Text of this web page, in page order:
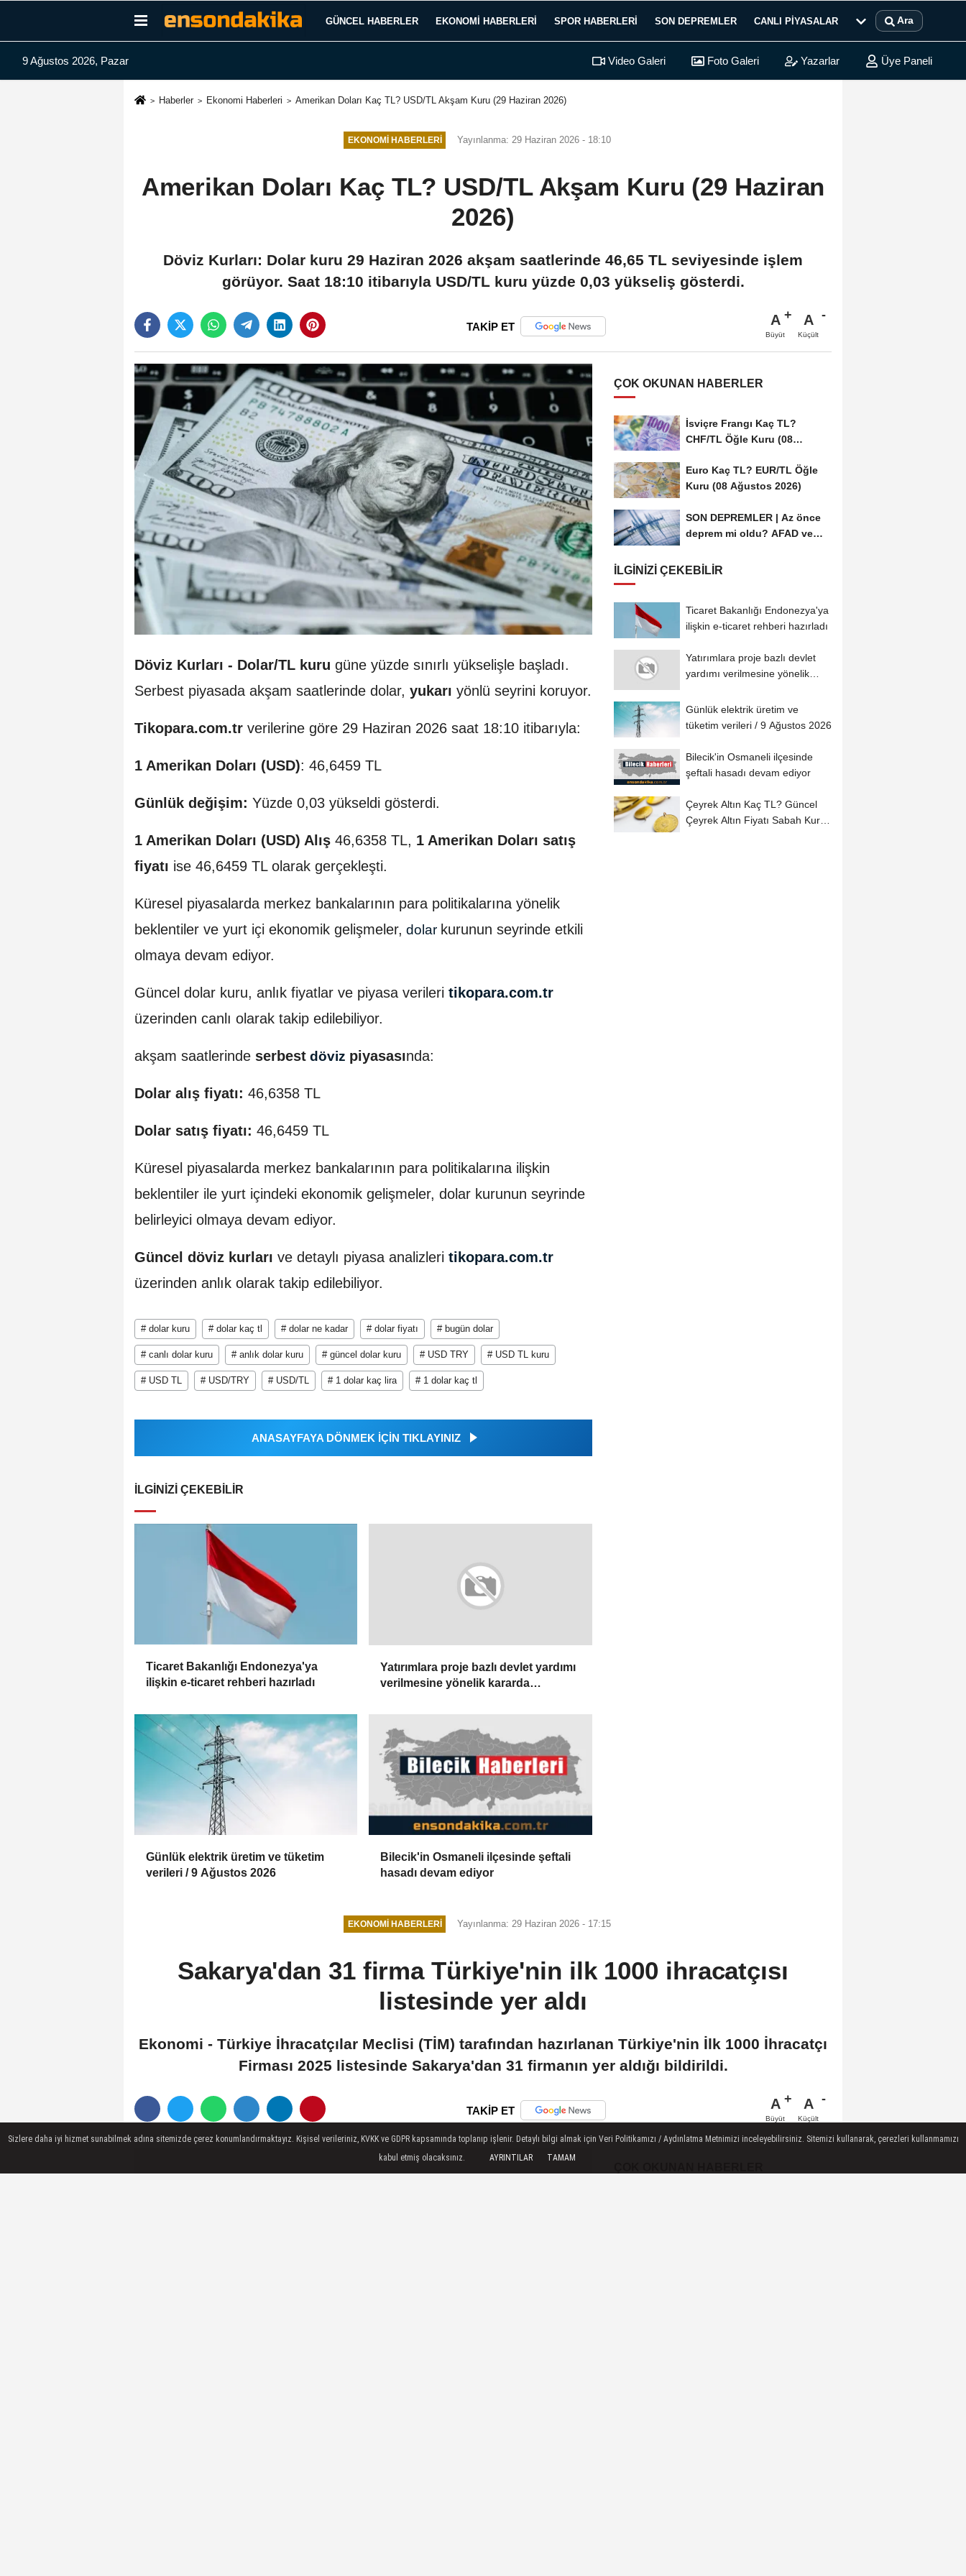
GÜNCEL HABERLER EKONOMI HABERLERI SPOR HABERLERI SON DEPREMLER CANLI PIYASALAR Ara
9 Ağustos 2026, Pazar Video Galeri Foto Galeri Yazarlar Üye Paneli
Haberler Ekonomi Haberleri Amerikan Doları Kaç TL? USD/TL Akşam Kuru (29 Haziran 2026)
EKONOMI HABERLERI Yayınlanma: 29 Haziran 2026 - 18:10
Amerikan Doları Kaç TL? USD/TL Akşam Kuru (29 Haziran
2026)
Döviz Kurları: Dolar kuru 29 Haziran 2026 akşam saatlerinde 46,65 TL seviyesinde işlem
görüyor. Saat 18:10 itibarıyla USD/TL kuru yüzde 0,03 yükseliş gösterdi.
TAKİP ET A
Büyüt
A
Küçült
Döviz Kurları - Dolar/TL kuru güne yüzde sınırlı yükselişle başladı.
Serbest piyasada akşam saatlerinde dolar, yukarı yönlü seyrini koruyor.
Tikopara.com.tr verilerine göre 29 Haziran 2026 saat 18:10 itibarıyla:
1 Amerikan Doları (USD): 46,6459 TL
Günlük değişim: Yüzde 0,03 yükseldi gösterdi.
1 Amerikan Doları (USD) Alış 46,6358 TL, 1 Amerikan Doları satış
fiyatı ise 46,6459 TL olarak gerçekleşti.
Küresel piyasalarda merkez bankalarının para politikalarına yönelik
beklentiler ve yurt içi ekonomik gelişmeler, dolar kurunun seyrinde etkili
olmaya devam ediyor.
Güncel dolar kuru, anlık fiyatlar ve piyasa verileri tikopara.com.tr
üzerinden canlı olarak takip edilebiliyor.
akşam saatlerinde serbest döviz piyasasında:
Dolar alış fiyatı: 46,6358 TL
Dolar satış fiyatı: 46,6459 TL
Küresel piyasalarda merkez bankalarının para politikalarına ilişkin
beklentiler ile yurt içindeki ekonomik gelişmeler, dolar kurunun seyrinde
belirleyici olmaya devam ediyor.
Güncel döviz kurları ve detaylı piyasa analizleri tikopara.com.tr
üzerinden anlık olarak takip edilebiliyor.
# dolar kuru # dolar kaç tl # dolar ne kadar # dolar fiyatı # bugün dolar
# canlı dolar kuru # anlık dolar kuru # güncel dolar kuru # USD TRY # USD TL kuru
# USD TL # USD/TRY # USD/TL # 1 dolar kaç lira # 1 dolar kaç tl
ANASAYFAYA DÖNMEK İÇİN TIKLAYINIZ
İLGINIZI ÇEKEBILIR
Ticaret Bakanlığı Endonezya'ya
ilişkin e-ticaret rehberi hazırladı
Yatırımlara proje bazlı devlet yardımı
verilmesine yönelik kararda
Günlük elektrik üretim ve tüketim
verileri / 9 Ağustos 2026
Bilecik'in Osmaneli ilçesinde şeftali
hasadı devam ediyor
ÇOK OKUNAN HABERLER
İsviçre Frangı Kaç TL?
CHF/TL Öğle Kuru (08
Euro Kaç TL? EUR/TL Öğle
Kuru (08 Ağustos 2026)
SON DEPREMLER | Az önce
deprem mi oldu? AFAD ve
İLGINIZI ÇEKEBILIR
Ticaret Bakanlığı Endonezya'ya
ilişkin e-ticaret rehberi hazırladı
Yatırımlara proje bazlı devlet
yardımı verilmesine yönelik
Günlük elektrik üretim ve
tüketim verileri / 9 Ağustos 2026
Bilecik'in Osmaneli ilçesinde
şeftali hasadı devam ediyor
Çeyrek Altın Kaç TL? Güncel
Çeyrek Altın Fiyatı Sabah Kuru
EKONOMI HABERLERI Yayınlanma: 29 Haziran 2026 - 17:15
Sakarya'dan 31 firma Türkiye'nin ilk 1000 ihracatçısı
listesinde yer aldı
Ekonomi - Türkiye İhracatçılar Meclisi (TİM) tarafından hazırlanan Türkiye'nin İlk 1000 İhracatçı
Firması 2025 listesinde Sakarya'dan 31 firmanın yer aldığı bildirildi.
TAKİP ET A
Büyüt
A
Küçült
Sizlere daha iyi hizmet sunabilmek adına sitemizde çerez konumlandırmaktayız. Kişisel verileriniz, KVKK ve GDPR kapsamında toplanıp işlenir. Detaylı bilgi almak için Veri Politikamızı / Aydınlatma Metnimizi inceleyebilirsiniz. Sitemizi kullanarak, çerezleri kullanmamızı
kabul etmiş olacaksınız.
AYRINTILAR TAMAM